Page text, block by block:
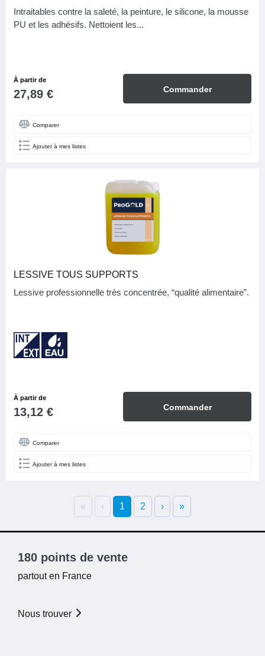
Intraitables contre la saleté, la peinture, le silicone, la mousse
PU et les adhésifs. Nettoient les...
À partir de
27,89 € Commander
Comparer
Ajouter à mes listes
LESSIVE TOUS SUPPORTS
Lessive professionnelle très concentrée, “qualité alimentaire”.
À partir de
13,12 € Commander
Comparer
Ajouter à mes listes
« ‹ 1 2 › »
180 points de vente
partout en France
Nous trouver